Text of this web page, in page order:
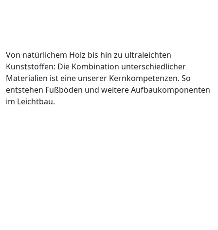
Von natürlichem Holz bis hin zu ultraleichten
Kunststoffen: Die Kombination unterschiedlicher
Materialien ist eine unserer Kernkompetenzen. So
entstehen Fußböden und weitere Aufbaukomponenten
im Leichtbau.